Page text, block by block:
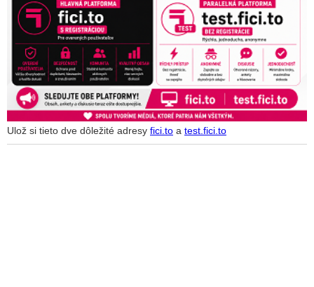
Ulož si tieto dve dôležité adresy fici.to a test.fici.to